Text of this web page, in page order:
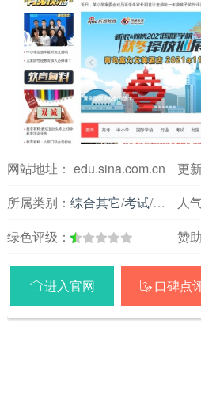
网站地址： edu.sina.com.cn
更
所属类别： 综合其它/考试/高考 /人
绿色评级：
赞
进入官网  口碑点